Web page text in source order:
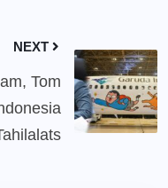
NEXT
Tom